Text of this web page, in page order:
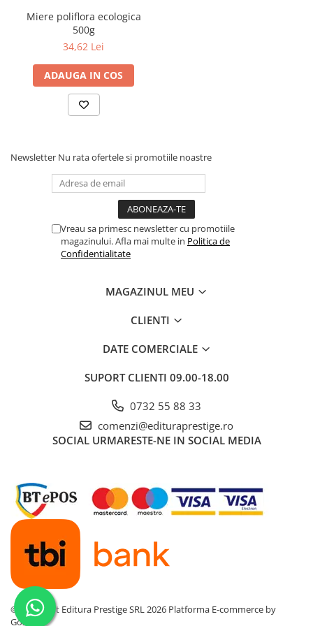
Povesti ilustrate
Povesti - Basme - Legende
Realitatea Augmentata
Religie pentru copii
ScienceConnection
Cafea
Cafea terapeutica
Dezvoltare Personala
Carti de joc
Psihologie, Psihanaliza
Mituri si Legende
Tot Adevarul
Jocuri
Casute de papusi si mobilier
Creativitate
Educative
Miere poliflora ecologica
500g
34,62 Lei
ADAUGA IN COS
Newsletter Nu rata ofertele si promotiile noastre
Vreau sa primesc newsletter cu promotiile
magazinului. Afla mai multe in Politica de
Confidentialitate
MAGAZINUL MEU
CLIENTI
DATE COMERCIALE
SUPORT CLIENTI 09.00-18.00
0732 55 88 33
comenzi@edituraprestige.ro
SOCIAL URMARESTE-NE IN SOCIAL MEDIA
©Copyright Editura Prestige SRL 2026 Platforma E-commerce by
Gomag